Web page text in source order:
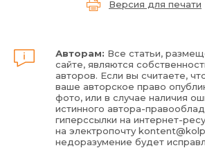
Версия для печати
Авторам: Все статьи,
сайте, являются
авторов. Если вы считаете,
ваше авторское право
фото, или в случае наличия
истинного автора-
гиперссылки на интернет-
на электропочту
недоразумение будет